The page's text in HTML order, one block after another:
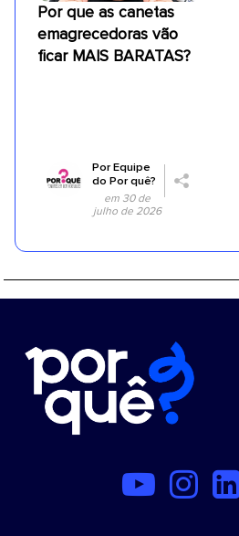
Por que as canetas
emagrecedoras vão
ficar MAIS BARATAS?
PorEquipe
do Por quê?
em 30 de
julho de 2026